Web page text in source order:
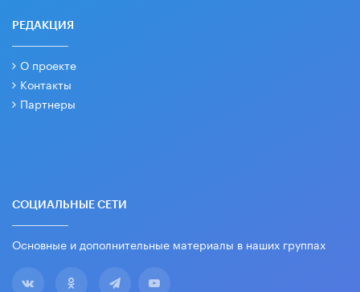
РЕДАКЦИЯ
О проекте
Контакты
Партнеры
СОЦИАЛЬНЫЕ СЕТИ
Основные и дополнительные материалы в наших группах